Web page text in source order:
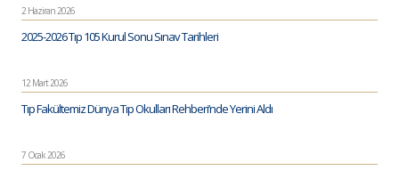
2 Haziran 2026
2025-2026 Tıp 105 Kurul Sonu Sınav Tarihleri
12 Mart 2026
Tıp Fakültemiz Dünya Tıp Okulları Rehberi’nde Yerini Aldı
7 Ocak 2026